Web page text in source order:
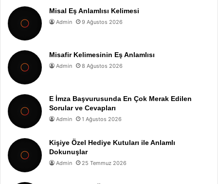
Misal Eş Anlamlısı Kelimesi
Admin 9 Ağustos 2026
Misafir Kelimesinin Eş Anlamlısı
Admin 8 Ağustos 2026
E İmza Başvurusunda En Çok Merak Edilen
Sorular ve Cevapları
Admin 1 Ağustos 2026
Kişiye Özel Hediye Kutuları ile Anlamlı
Dokunuşlar
Admin 25 Temmuz 2026